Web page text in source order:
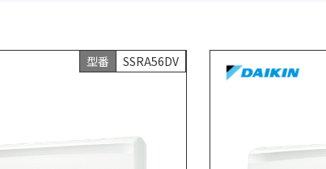
型番 SSRA56DV